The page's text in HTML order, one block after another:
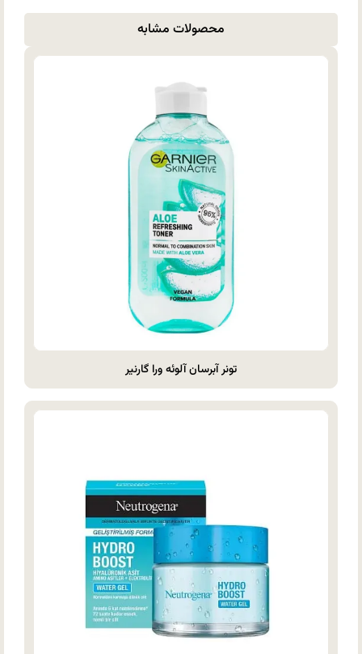
محصولات مشابه
تونر آبرسان آلوئه ورا گارنیر